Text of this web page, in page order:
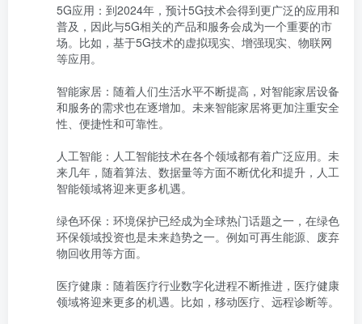
5G应用：到2024年，预计5G技术会得到更广泛的应用和
普及，因此与5G相关的产品和服务会成为一个重要的市
场。比如，基于5G技术的虚拟现实、增强现实、物联网
等应用。
智能家居：随着人们生活水平不断提高，对智能家居设备
和服务的需求也在逐增加。未来智能家居将更加注重安全
性、便捷性和可靠性。
人工智能：人工智能技术在各个领域都有着广泛应用。未
来几年，随着算法、数据量等方面不断优化和提升，人工
智能领域将迎来更多机遇。
绿色环保：环境保护已经成为全球热门话题之一，在绿色
环保领域投资也是未来趋势之一。例如可再生能源、废弃
物回收用等方面。
医疗健康：随着医疗行业数字化进程不断推进，医疗健康
领域将迎来更多的机遇。比如，移动医疗、远程诊断等。